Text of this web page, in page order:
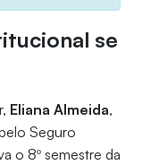
se
Eliana Almeida,
Seguro
o 8º semestre da